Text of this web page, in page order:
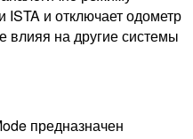
и отключает одометр
влияя на другие системы
предназначен